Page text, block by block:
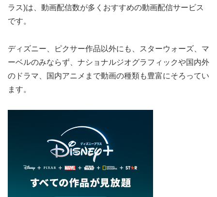
ラス)は、動画配信数が多くおすすめの動画配信サービス
です。
ディズニー、ピクサー作品以外にも、スターウォーズ、マ
ーベルのみならず、ナショナルジオグラフィックや国内外
のドラマ、国内アニメまで動画の種類も豊富にそろってい
ます。